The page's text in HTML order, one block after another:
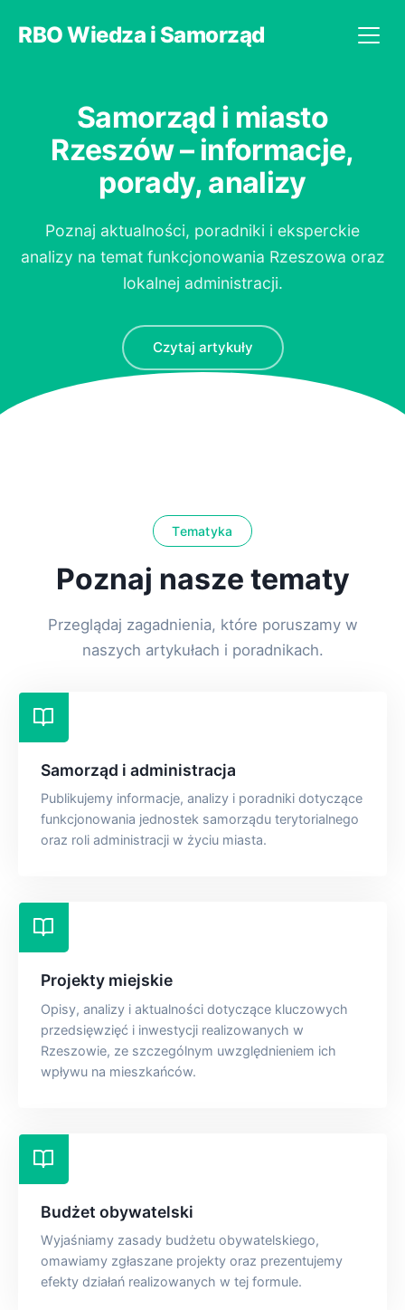
RBO Wiedza i Samorząd
Samorząd i miasto
Rzeszów – informacje,
porady, analizy
Poznaj aktualności, poradniki i eksperckie
analizy na temat funkcjonowania Rzeszowa oraz
lokalnej administracji.
Czytaj artykuły
Tematyka
Poznaj nasze tematy
Przeglądaj zagadnienia, które poruszamy w
naszych artykułach i poradnikach.
Samorząd i administracja
Publikujemy informacje, analizy i poradniki dotyczące
funkcjonowania jednostek samorządu terytorialnego
oraz roli administracji w życiu miasta.
Projekty miejskie
Opisy, analizy i aktualności dotyczące kluczowych
przedsięwzięć i inwestycji realizowanych w
Rzeszowie, ze szczególnym uwzględnieniem ich
wpływu na mieszkańców.
Budżet obywatelski
Wyjaśniamy zasady budżetu obywatelskiego,
omawiamy zgłaszane projekty oraz prezentujemy
efekty działań realizowanych w tej formule.